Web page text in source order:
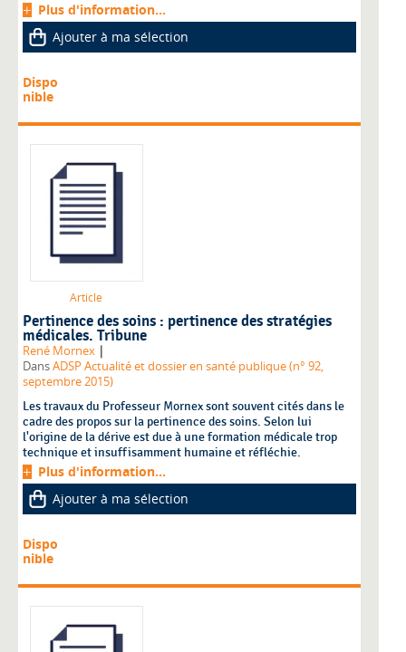
Plus d'information...
Ajouter à ma sélection
Dispo
nible
Article
Pertinence des soins : pertinence des stratégies
médicales. Tribune
René Mornex |
DansADSP Actualité et dossier en santé publique (n° 92,
septembre 2015)
Les travaux du Professeur Mornex sont souvent cités dans le
cadre des propos sur la pertinence des soins. Selon lui
l'origine de la dérive est due à une formation médicale trop
technique et insuffisamment humaine et réfléchie.
Plus d'information...
Ajouter à ma sélection
Dispo
nible